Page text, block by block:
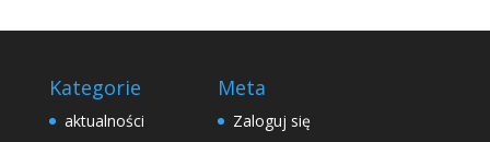
Kategorie
aktualności
Meta
Zaloguj się